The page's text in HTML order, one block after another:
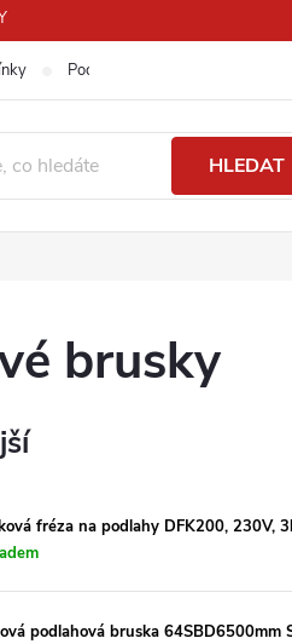
Podmínky ochrany osobních údajů
HLEDAT
brusky
fréza na podlahy DFK200, 230V,
podlahová bruska 64SBD6500mm